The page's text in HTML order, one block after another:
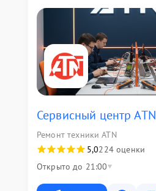
Сервисный центр ATN
Ремонт техники ATN
5,0224 оценки
Открыто до 21:00